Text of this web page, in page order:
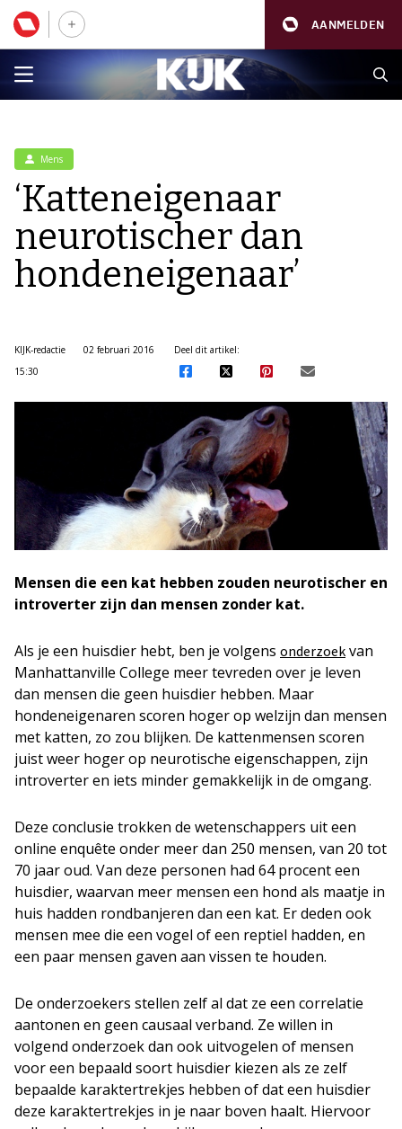
AANMELDEN
Mens
‘Katteneigenaar
neurotischer dan
hondeneigenaar’
KIJK-redactie
02 februari 2016
15:30
Deel dit artikel:
Mensen die een kat hebben zouden neurotischer en
introverter zijn dan mensen zonder kat.
Als je een huisdier hebt, ben je volgens onderzoek van
Manhattanville College meer tevreden over je leven
dan mensen die geen huisdier hebben. Maar
hondeneigenaren scoren hoger op welzijn dan mensen
met katten, zo zou blijken. De kattenmensen scoren
juist weer hoger op neurotische eigenschappen, zijn
introverter en iets minder gemakkelijk in de omgang.
Deze conclusie trokken de wetenschappers uit een
online enquête onder meer dan 250 mensen, van 20 tot
70 jaar oud. Van deze personen had 64 procent een
huisdier, waarvan meer mensen een hond als maatje in
huis hadden rondbanjeren dan een kat. Er deden ook
mensen mee die een vogel of een reptiel hadden, en
een paar mensen gaven aan vissen te houden.
De onderzoekers stellen zelf al dat ze een correlatie
aantonen en geen causaal verband. Ze willen in
volgend onderzoek dan ook uitvogelen of mensen
voor een bepaald soort huisdier kiezen als ze zelf
bepaalde karaktertrekjes hebben of dat een huisdier
deze karaktertrekjes in je naar boven haalt. Hiervoor